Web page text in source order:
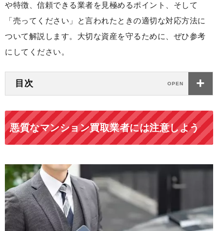
や特徴、信頼できる業者を見極めるポイント、そして
「売ってください」と言われたときの適切な対応方法に
ついて解説します。大切な資産を守るために、ぜひ参考
にしてください。
目次
悪質なマンション買取業者には注意しよう